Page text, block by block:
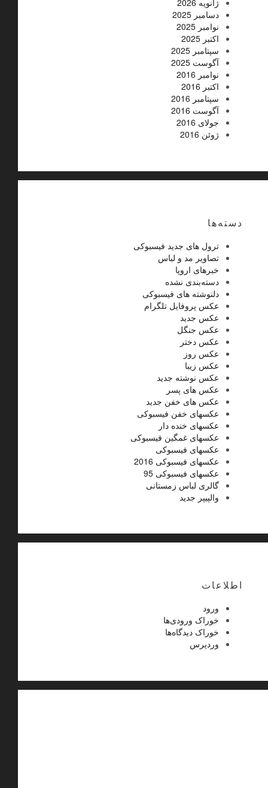
ژانویه 2026
دسامبر 2025
نوامبر 2025
اکتبر 2025
سپتامبر 2025
آگوست 2025
نوامبر 2016
اکتبر 2016
سپتامبر 2016
آگوست 2016
جولای 2016
ژوئن 2016
دسته‌ها
ترول های جدید فیسبوکی
تصاویر مد و لباس
خبرهای اروپا
دسته‌بندی نشده
دلنوشته های فیسبوکی
عکس پروفایل تلگرام
عکس جدید
عکس جنگل
عکس دختر
عکس روز
عکس زیبا
عکس نوشته جدید
عکس های پسر
عکس های خفن جدید
عکسهای خفن فیسبوکی
عکسهای خنده دار
عکسهای غمگین فیسبوکی
عکسهای فیسبوکی
عکسهای فیسبوکی 2016
عکسهای فیسبوکی 95
گالری لباس زمستانی
والپیپر جدید
اطلاعات
ورود
خوراک ورودی‌ها
خوراک دیدگاه‌ها
وردپرس